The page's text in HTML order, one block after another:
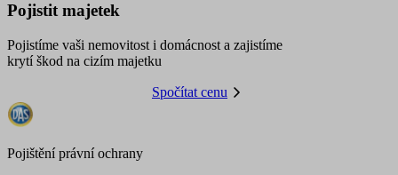
Pojistit majetek
Pojistíme vaši nemovitost i domácnost a zajistíme
krytí škod na cizím majetku
Spočítat cenu
Pojištění právní ochrany